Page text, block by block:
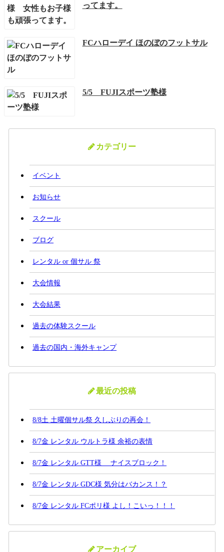
ってます。
FCハローデイ ほのぼのフットサル
5/5 FUJIスポーツ塾様
カテゴリー
イベント
お知らせ
スクール
ブログ
レンタル or 個サル 祭
大会情報
大会結果
過去の体験スクール
過去の国内・海外キャンプ
最近の投稿
8/8土 土曜個サル祭 久しぶりの再会！
8/7金 レンタル ウルトラ様 余裕の表情
8/7金 レンタル GTT様 ナイスブロック！
8/7金 レンタル GDC様 気分はバカンス！？
8/7金 レンタル FCポリ様 よし！こいっ！！！
アーカイブ